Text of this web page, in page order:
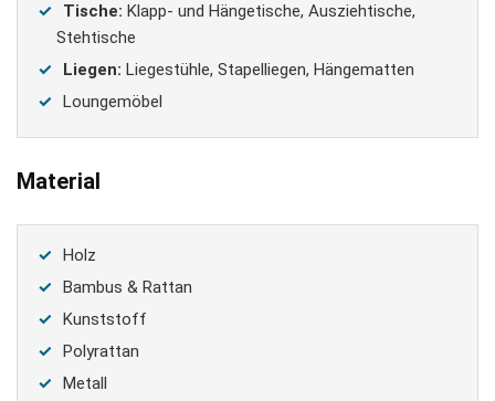
Tische: Klapp- und Hängetische, Ausziehtische,
Stehtische
Liegen: Liegestühle, Stapelliegen, Hängematten
Loungemöbel
Material
Holz
Bambus & Rattan
Kunststoff
Polyrattan
Metall